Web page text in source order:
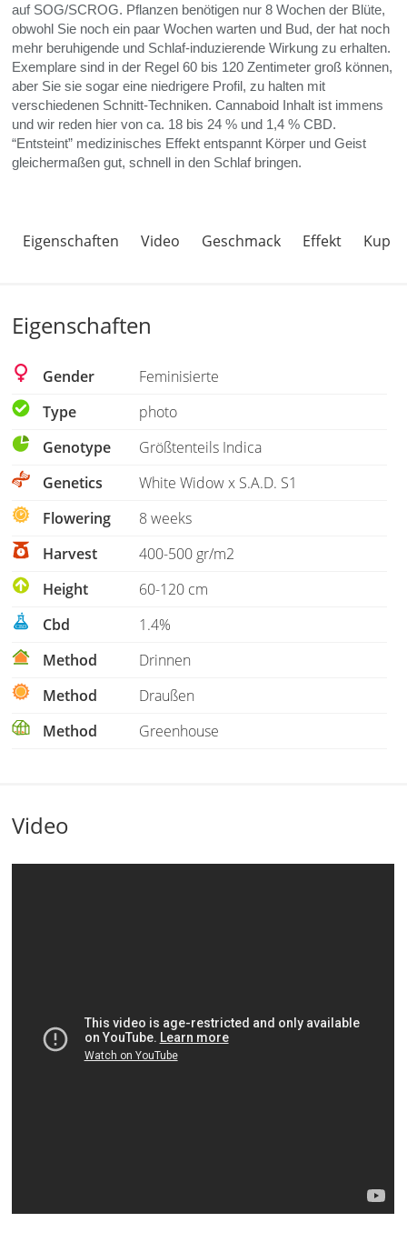
auf SOG/SCROG. Pflanzen benötigen nur 8 Wochen der Blüte,
obwohl Sie noch ein paar Wochen warten und Bud, der hat noch
mehr beruhigende und Schlaf-induzierende Wirkung zu erhalten.
Exemplare sind in der Regel 60 bis 120 Zentimeter groß können,
aber Sie sie sogar eine niedrigere Profil, zu halten mit
verschiedenen Schnitt-Techniken. Cannaboid Inhalt ist immens
und wir reden hier von ca. 18 bis 24 % und 1,4 %CBD.
“Entsteint” medizinisches Effekt entspannt Körper und Geist
gleichermaßen gut, schnell in den Schlaf bringen.
Eigenschaften Video Geschmack Effekt Kup
Eigenschaften
Gender
Feminisierte
Type
photo
Genotype
Größtenteils Indica
Genetics
White Widow x S.A.D. S1
Flowering
8 weeks
Harvest
400-500 gr/m2
Height
60-120 cm
Cbd
1.4%
Method
Drinnen
Method
Draußen
Method
Greenhouse
Video